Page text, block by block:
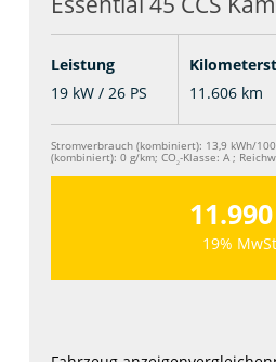
Leistung
19 kW / 26 PS
11.606 km
Stromverbrauch (kombiniert): 13,9 kWh/
(kombiniert): 0 g/km; CO2-Klasse: A ;
19%